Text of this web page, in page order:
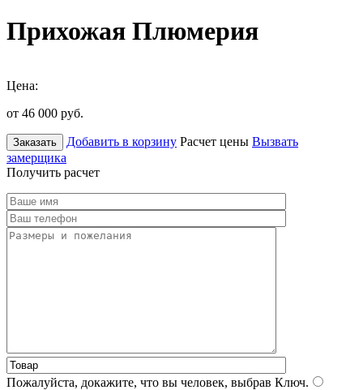
Прихожая Плюмерия
Цена:
от 46 000 руб.
Заказать Добавить в корзину Расчет цены Вызвать
замерщика
Получить расчет
Пожалуйста, докажите, что вы человек, выбрав Ключ.